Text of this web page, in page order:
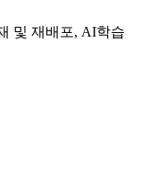
및 재배포, AI학습